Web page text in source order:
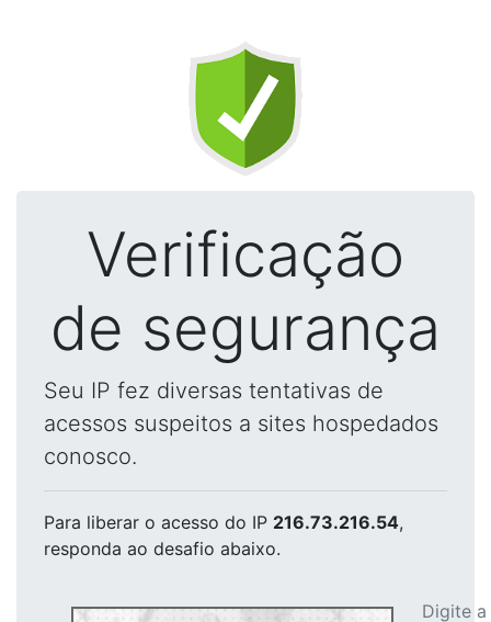
Verificação
de segurança
Seu IP fez diversas tentativas de
acessos suspeitos a sites hospedados
conosco.
Para liberar o acesso do IP 216.73.216.54,
responda ao desafio abaixo.
Digite